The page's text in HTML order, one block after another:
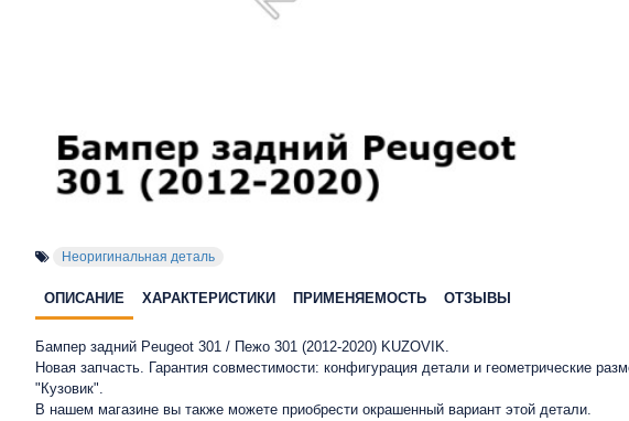
Неоригинальная деталь
ОПИСАНИЕ ХАРАКТЕРИСТИКИ ПРИМЕНЯЕМОСТЬ ОТЗЫВЫ
Бампер задний Peugeot 301 / Пежо 301 (2012-2020) KUZOVIK.
Новая запчасть. Гарантия совместимости: конфигурация детали и геометрические
"Кузовик".
В нашем магазине вы также можете приобрести окрашенный вариант этой детали.